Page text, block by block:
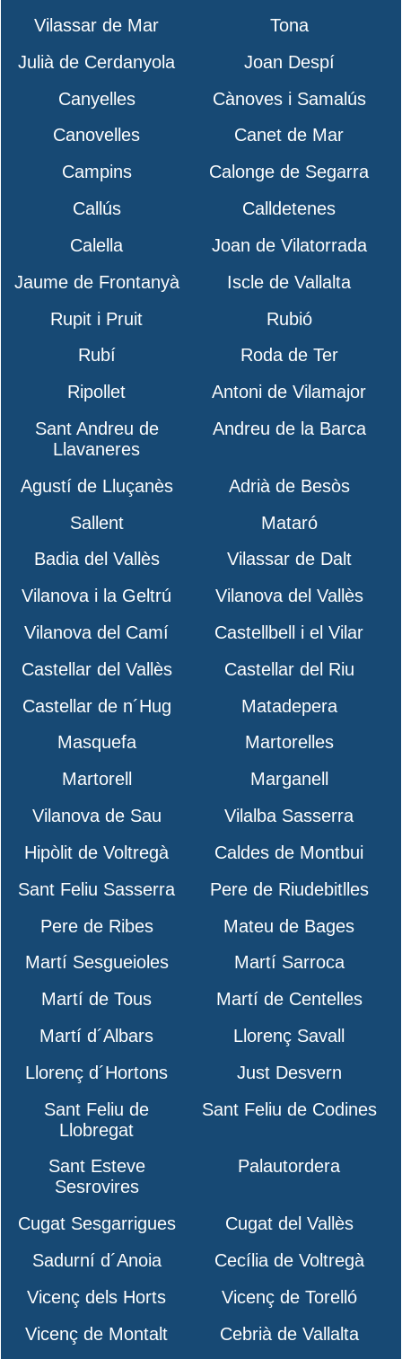
Vilassar de Mar
Tona
Julià de Cerdanyola
Joan Despí
Canyelles
Cànoves i Samalús
Canovelles
Canet de Mar
Campins
Calonge de Segarra
Callús
Calldetenes
Calella
Joan de Vilatorrada
Jaume de Frontanyà
Iscle de Vallalta
Rupit i Pruit
Rubió
Rubí
Roda de Ter
Ripollet
Antoni de Vilamajor
Sant Andreu de
Llavaneres
Andreu de la Barca
Agustí de Lluçanès
Adrià de Besòs
Sallent
Mataró
Badia del Vallès
Vilassar de Dalt
Vilanova i la Geltrú
Vilanova del Vallès
Vilanova del Camí
Castellbell i el Vilar
Castellar del Vallès
Castellar del Riu
Castellar de n´Hug
Matadepera
Masquefa
Martorelles
Martorell
Marganell
Vilanova de Sau
Vilalba Sasserra
Hipòlit de Voltregà
Caldes de Montbui
Sant Feliu Sasserra
Pere de Riudebitlles
Pere de Ribes
Mateu de Bages
Martí Sesgueioles
Martí Sarroca
Martí de Tous
Martí de Centelles
Martí d´Albars
Llorenç Savall
Llorenç d´Hortons
Just Desvern
Sant Feliu de
Llobregat
Sant Feliu de Codines
Sant Esteve
Sesrovires
Palautordera
Cugat Sesgarrigues
Cugat del Vallès
Sadurní d´Anoia
Cecília de Voltregà
Vicenç dels Horts
Vicenç de Torelló
Vicenç de Montalt
Cebrià de Vallalta